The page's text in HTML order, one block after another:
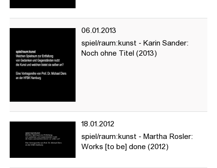
In Vorträgen und Nachgesprächen möchte die Reihe jene
Möglichkeiten des Zusammenspiels ausloten, die aus der
Koalition von Kunst und Wissen/schaften historisch erwachsen
sind oder sich gegenwärtig abzeichnen.
Die Vortragsreihe »spiel/raum:kunst« stellt prominente
das Verhältnis von Kunst und Wissen/schaften sowie der Künste
untereinander zum Thema haben (Kunst + Natur, Mathematik,
Technik, Spiel, Philosophie, Mode, Fotografie etc.). Vorgesehen
sind drei bis vier Vorträge im Lauf des Semesters, zu denen
namhafte Gäste eingeladen werden. Gefragt wird nach den
06.01.2013
spiel/raum:kunst - Karin Sander:
Noch ohne Titel (2013)
18.01.2012
spiel/raum:kunst - Martha Rosler:
Works [to be] done (2012)